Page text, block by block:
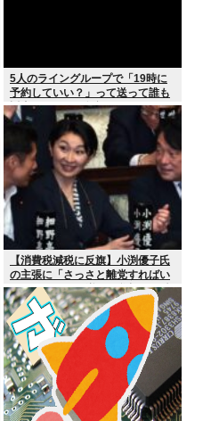
5人のライングループで「19時に
予約していい？」って送って誰も
返事しないから無視でいいよね？
【消費税減税に反旗】小渕優子氏
の主張に「さっさと離党すればい
いのに」SNSで逆風…父親から続
く「消費税の系譜」とは